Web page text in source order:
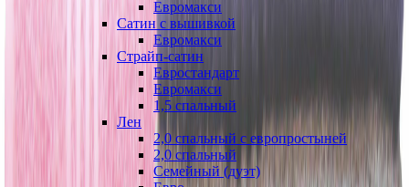
Евромакси
Сатин с вышивкой
Евромакси
Страйп-сатин
Евростандарт
Евромакси
1,5 спальный
Лен
2,0 спальный с европростыней
2,0 спальный
Семейный (дуэт)